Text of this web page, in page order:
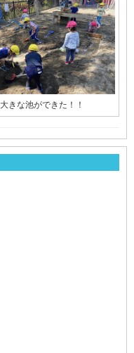
大きな池ができた！！